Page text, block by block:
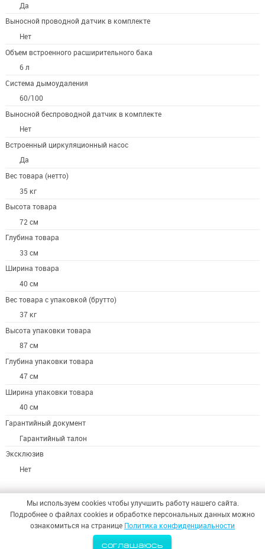
Да
Выносной проводной датчик в комплекте
Нет
Объем встроенного расширительного бака
6 л
Система дымоудаления
60/100
Выносной беспроводной датчик в комплекте
Нет
Встроенный циркуляционный насос
Да
Вес товара (нетто)
35 кг
Высота товара
72 см
Глубина товара
33 см
Ширина товара
40 см
Вес товара с упаковкой (брутто)
37 кг
Высота упаковки товара
87 см
Глубина упаковки товара
47 см
Ширина упаковки товара
40 см
Гарантийный документ
Гарантийный талон
Эксклюзив
Нет
ООО «СИНТЕЗ БЕЗОПАСНОСТИ»
Мы используем cookies чтобы улучшить работу нашего сайта.
Подробнее о файлах cookies и обработке персональных данных можно
ознакомиться на странице Политика конфиденциальности
соглашаюсь